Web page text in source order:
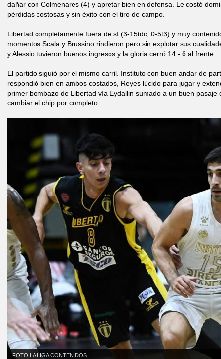
dañar con Colmenares (4) y apretar bien en defensa. Le costó
pérdidas costosas y sin éxito con el tiro de campo.
Libertad completamente fuera de sí (3-15tdc, 0-5t3) y muy
momentos Scala y Brussino rindieron pero sin explotar sus
y Alessio tuvieron buenos ingresos y la gloria cerró 14 - 6 al frente.
El partido siguió por el mismo carril. Instituto con buen andar de
respondió bien en ambos costados, Reyes lúcido para jugar y
primer bombazo de Libertad vía Eydallin sumado a un buen pasaje
cambiar el chip por completo.
FOTO LA LIGA CONTENIDOS